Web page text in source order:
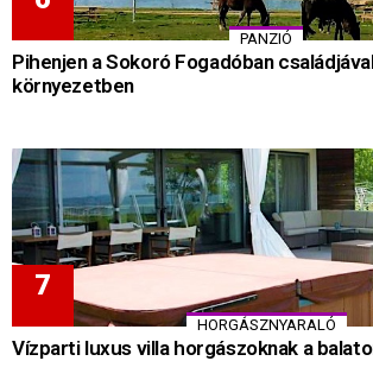
PANZIÓ
Pihenjen a Sokoró Fogadóban
környezetben
HORGÁSZNYARALÓ
Vízparti luxus villa horgászoknak a